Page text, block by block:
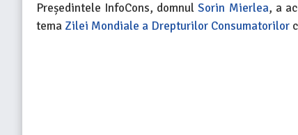
Președintele InfoCons, domnulSorin Mierlea, a
tema Zilei Mondiale a Drepturilor Consumatorilor